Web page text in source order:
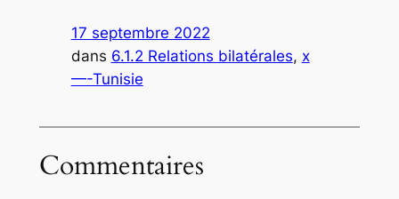
17 septembre 2022
dans 6.1.2 Relations bilatérales, x
—-Tunisie
Commentaires